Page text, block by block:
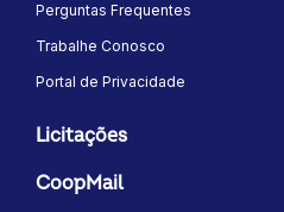
Perguntas Frequentes
Trabalhe Conosco
Portal de Privacidade
Licitações
CoopMail